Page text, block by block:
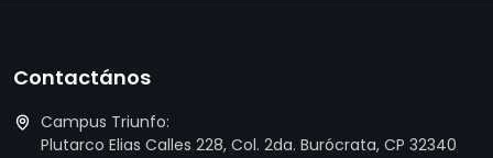
Contactános
Campus Triunfo:
Plutarco Elias Calles 228, Col. 2da. Burócrata, CP 32340